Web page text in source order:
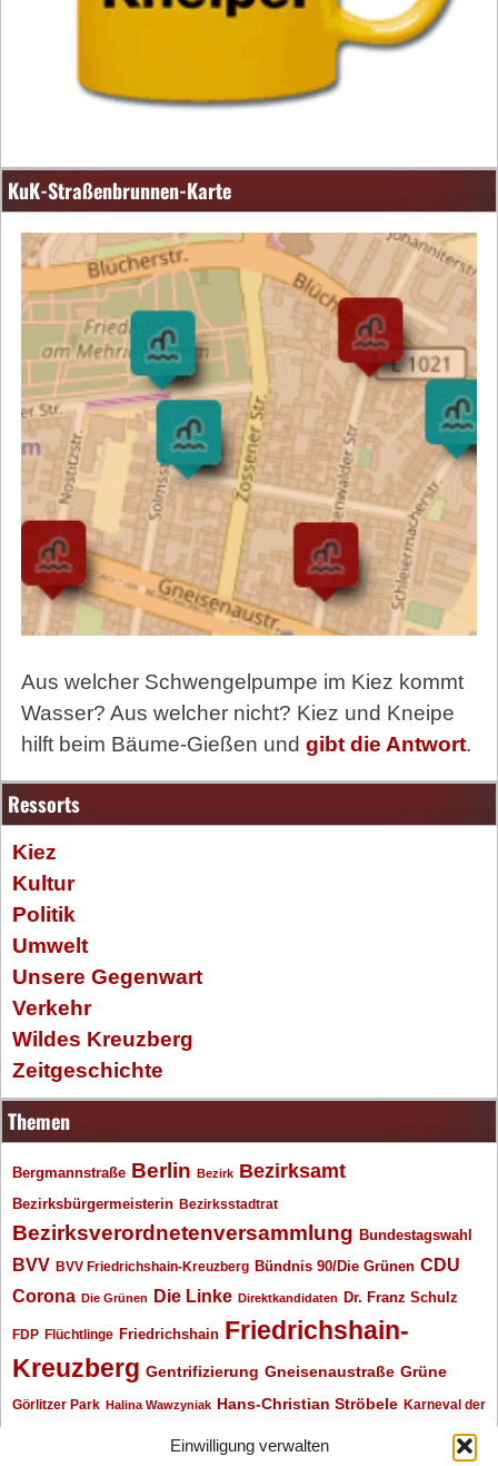
Einwilligung verwalten
KuK-Straßenbrunnen-Karte
Aus welcher Schwengelpumpe im Kiez kommt
Wasser? Aus welcher nicht? Kiez und Kneipe
hilft beim Bäume-Gießen und gibt die Antwort.
Ressorts
Kiez
Kultur
Politik
Umwelt
Unsere Gegenwart
Verkehr
Wildes Kreuzberg
Zeitgeschichte
Themen
Bergmannstraße Berlin Bezirk Bezirksamt
Bezirksbürgermeisterin Bezirksstadtrat
Bezirksverordnetenversammlung Bundestagswahl
BVV BVV Friedrichshain-Kreuzberg Bündnis 90/Die Grünen CDU
Corona Die Grünen Die Linke Direktkandidaten Dr. Franz Schulz
FDP Flüchtlinge Friedrichshain Friedrichshain-
Kreuzberg Gentrifizierung Gneisenaustraße Grüne
Görlitzer Park Halina Wawzyniak Hans-Christian Ströbele Karneval der